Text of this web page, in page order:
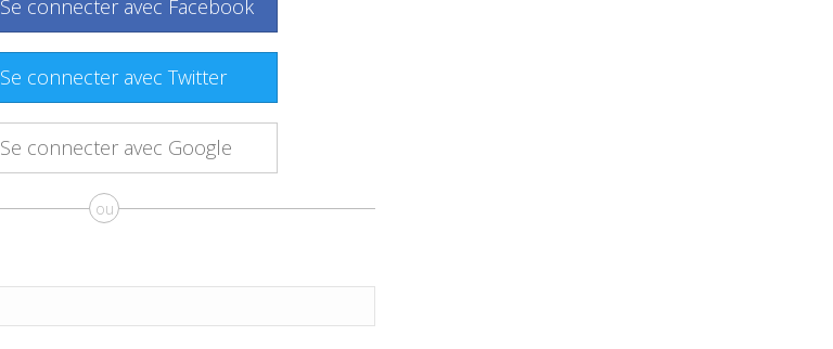
Se connecter avec Facebook
Se connecter avec Twitter
Se connecter avec Google
ou